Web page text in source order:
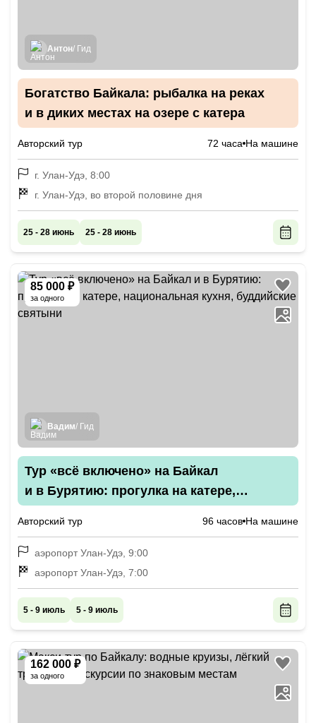
Антон/ Гид
Богатство Байкала: рыбалка на реках
и в диких местах на озере с катера
Авторский тур 72 часа На машине
г. Улан-Удэ, 8:00
г. Улан-Удэ, во второй половине дня
25 - 28 июнь 25 - 28 июнь
85 000 ₽
за одного
Вадим/ Гид
Тур «всё включено» на Байкал
и в Бурятию: прогулка на катере,
святыни
Авторский тур 96 часов На машине
аэропорт Улан-Удэ, 9:00
аэропорт Улан-Удэ, 7:00
5 - 9 июль 5 - 9 июль
162 000 ₽
за одного